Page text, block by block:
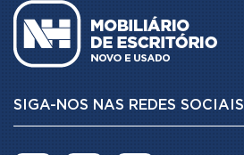
SIGA-NOS NAS REDES SOCIAIS